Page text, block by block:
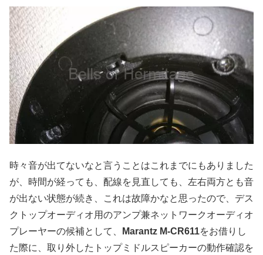
時々音が出てないなと言うことはこれまでにもありました
が、時間が経っても、配線を見直しても、左右両方とも音
が出ない状態が続き、これは故障かなと思ったので、デス
クトップオーディオ用のアンプ兼ネットワークオーディオ
プレーヤーの候補として、
Marantz M-CR611をお借りし
た際に、取り外したトップミドルスピーカーの動作確認を